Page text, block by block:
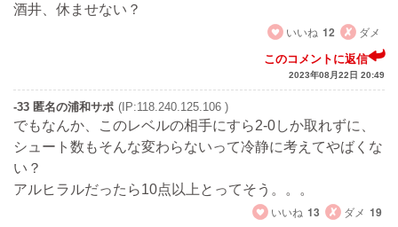
酒井、休ませない？
いいね 12 ダメ
このコメントに返信
2023年08月22日 20:49
-33 匿名の浦和サポ (IP:118.240.125.106 )
でもなんか、このレベルの相手にすら2-0しか取れずに、
シュート数もそんな変わらないって冷静に考えてやばくな
い？
アルヒラルだったら10点以上とってそう。。。
いいね 13 ダメ 19